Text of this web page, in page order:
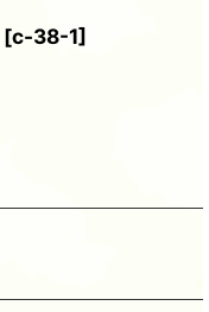
[c-38-1]